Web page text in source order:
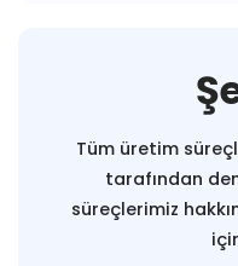
Tüm üretim
tarafından
süreçlerimiz